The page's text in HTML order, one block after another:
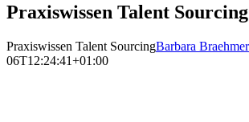
Praxiswissen Talent Sourcing
Praxiswissen Talent SourcingBarbara Braehmer
06T12:24:41+01:00